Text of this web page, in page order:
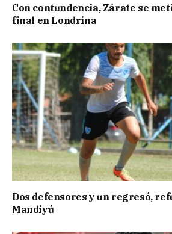
Con contundencia, Zárate se
final en Londrina
Dos defensores y un regresó,
Mandiyú